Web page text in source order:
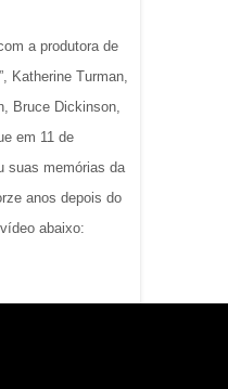
a produtora de
Katherine Turman,
Bruce Dickinson,
em 11 de
suas memórias da
anos depois do
vídeo abaixo: